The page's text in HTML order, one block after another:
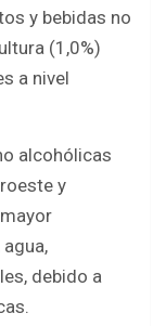
y bebidas no
(1,0%)
a nivel
alcohólicas
y
debido a